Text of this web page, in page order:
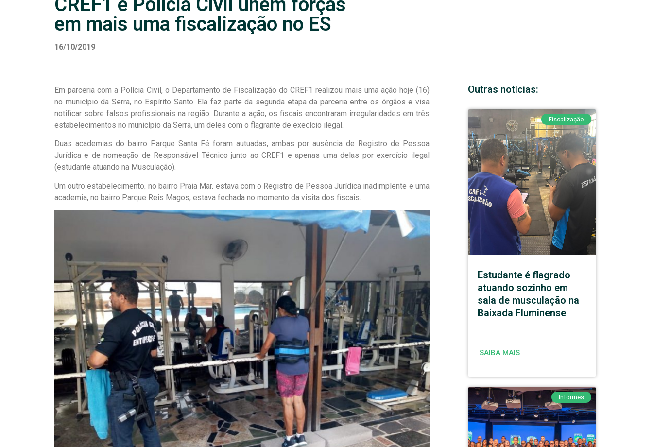
CREF1 e Policia Civil unem forças
em mais uma fiscalização no ES
16/10/2019
Em parceria com a Polícia Civil, o Departamento de Fiscalização do CREF1 realizou mais uma ação hoje (16)
no município da Serra, no Espírito Santo. Ela faz parte da segunda etapa da parceria entre os órgãos e visa
notificar sobre falsos profissionais na região. Durante a ação, os fiscais encontraram irregularidades em três
estabelecimentos no município da Serra, um deles com o flagrante de execício ilegal.
Duas academias do bairro Parque Santa Fé foram autuadas, ambas por ausência de Registro de Pessoa
Jurídica e de nomeação de Responsável Técnico junto ao CREF1 e apenas uma delas por exercício ilegal
(estudante atuando na Musculação).
Um outro estabelecimento, no bairro Praia Mar, estava com o Registro de Pessoa Jurídica inadimplente e uma
academia, no bairro Parque Reis Magos, estava fechada no momento da visita dos fiscais.
Outras notícias:
Fiscalização
Estudante é flagrado
atuando sozinho em
sala de musculação na
Baixada Fluminense
SAIBA MAIS
Informes